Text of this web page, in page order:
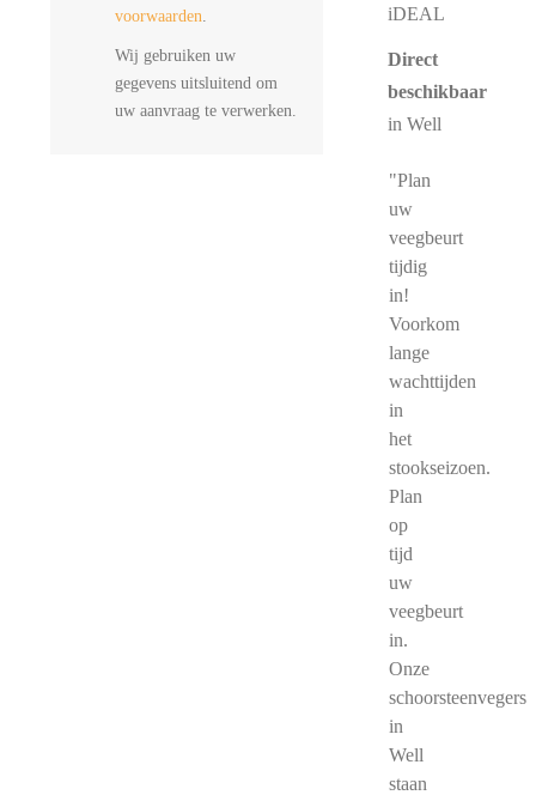
voorwaarden.
Wij gebruiken uw
gegevens uitsluitend om
uw aanvraag te verwerken.
iDEAL
Direct
beschikbaar
in Well
"Plan
uw
veegbeurt
tijdig
in!
Voorkom
lange
wachttijden
in
het
stookseizoen.
Plan
op
tijd
uw
veegbeurt
in.
Onze
schoorsteenvegers
in
Well
staan